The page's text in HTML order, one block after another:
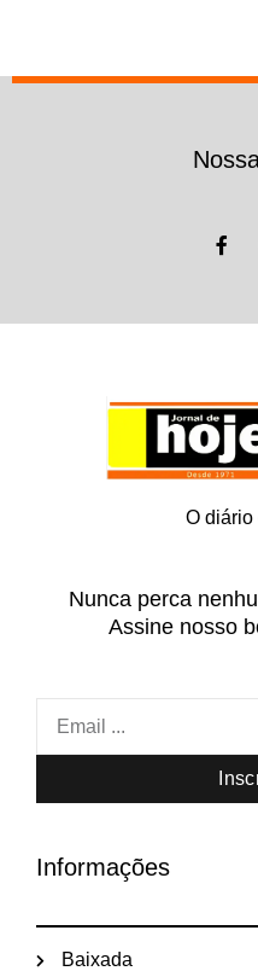
O diário
Nunca perca
Assine nosso
Informações
Baixada